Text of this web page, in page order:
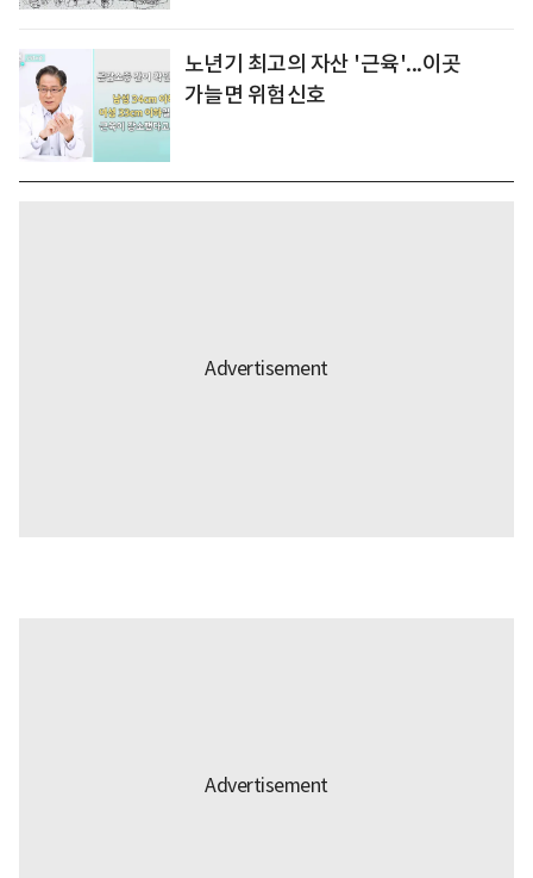
노년기 최고의 자산 '근육'...이곳
가늘면 위험신호